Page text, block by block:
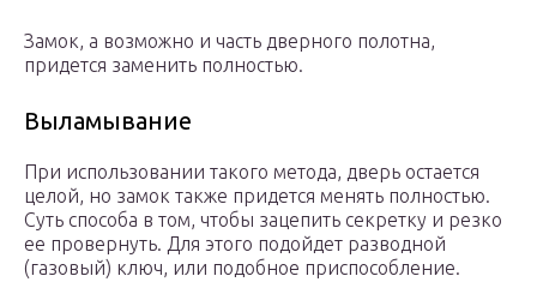
Замок, а возможно и часть дверного полотна,
придется заменить полностью.
Выламывание
При использовании такого метода, дверь остается
целой, но замок также придется менять полностью.
Суть способа в том, чтобы зацепить секретку и резко
ее провернуть. Для этого подойдет разводной
(газовый) ключ, или подобное приспособление.